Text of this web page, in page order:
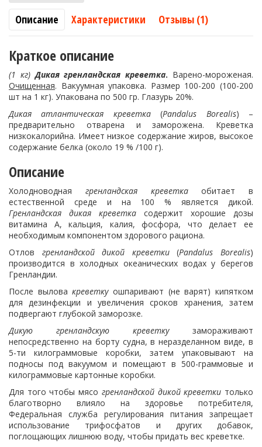
Описание
Характеристики Отзывы (1)
Краткое описание
(1 кг)Дикая гренландская креветка. Варено-мороженая.
Очищенная. Вакуумная упаковка. Размер 100-200 (100-200
шт на 1 кг). Упакована по 500 гр. Глазурь 20%.
Дикая атлантическая креветка(Pandalus Borealis) –
предварительно отварена и заморожена. Креветка
низкокалорийна. Имеет низкое содержание жиров, высокое
содержание белка (около 19 % /100 г).
Описание
Холодноводная гренландская креветкаобитает в
естественной среде и на 100 % является дикой.
Гренландская дикая креветка содержит хорошие дозы
витамина А, кальция, калия, фосфора, что делает ее
необходимым компонентом здорового рациона.
Отлов гренландской дикой креветки(Pandalus Borealis)
производится в холодных океанических водах у берегов
Гренландии.
После выловакреветкуошпаривают (не варят) кипятком
для дезинфекции и увеличения сроков хранения, затем
подвергают глубокой заморозке.
Дикую гренландскую креветку замораживают
непосредственно на борту судна, в неразделанном виде, в
5-ти килограммовые коробки, затем упаковывают на
подносы под вакуумом и помещают в 500-граммовые и
килограммовые картонные коробки.
Для того чтобы мясо гренландской дикой креветки только
благотворно влияло на здоровье потребителя,
Федеральная служба регулирования питания запрещает
использование трифосфатов и других добавок,
поглощающих лишнюю воду, чтобы придать вес креветке.